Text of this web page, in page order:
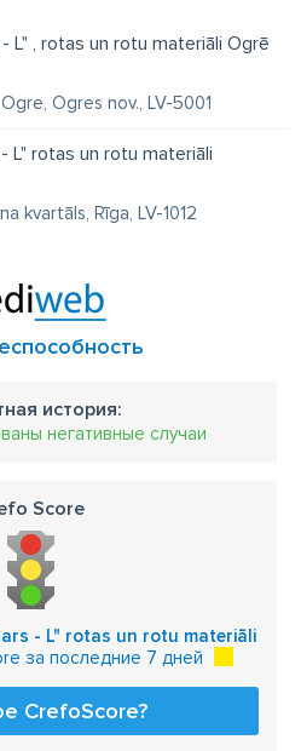
L" , rotas un rotu materiāli Ogrē
Ogres nov., LV-5001
L" rotas un rotu materiāli
kvartāls, Rīga, LV-1012
история:
негативные случаи
Score
- L" rotas un rotu materiāli
за последние 7 дней
CrefoScore?